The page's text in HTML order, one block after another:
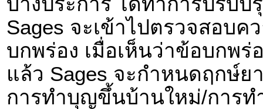
Sages จะเข้าไปตรวจสอบ
บกพร่อง เมื่อเห็นว่าข้อบกพ
แล้ว Sages จะกำหนดฤกษ์ย
การทำบุญขึ้นบ้านใหม่/การ